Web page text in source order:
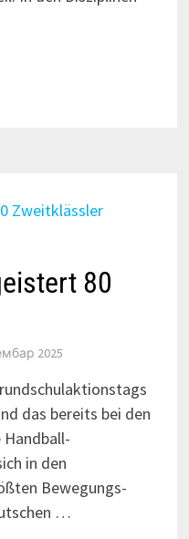
80
2025
das bereits bei den
in den
Bewegungs-
…